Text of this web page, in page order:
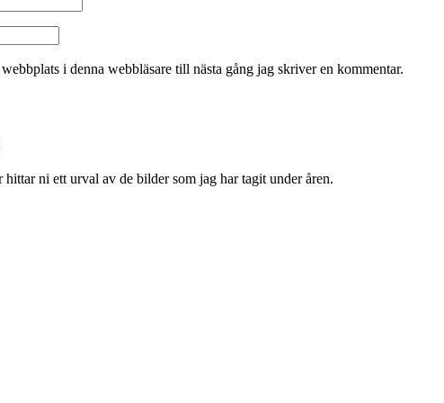
i denna webbläsare till nästa gång jag skriver en kommentar.
ni ett urval av de bilder som jag har tagit under åren.